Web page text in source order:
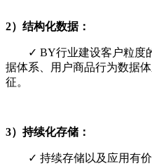
2）结构化数据：
✓ BY行业建设客户粒度
据体系、用户商品行为数据
征。
3）持续化存储：
✓ 持续存储以及应用有